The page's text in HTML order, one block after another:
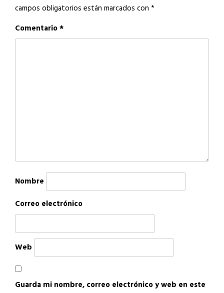
campos obligatorios están marcados con *
Comentario*
Nombre
Correo electrónico
Web
Guarda mi nombre, correo electrónico y web en este